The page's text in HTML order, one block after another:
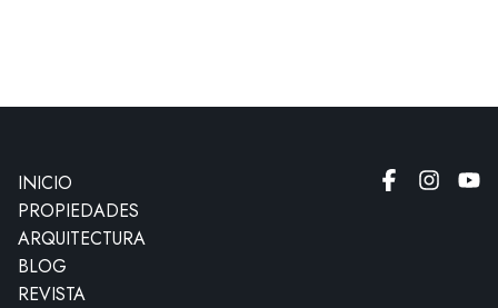
INICIO
PROPIEDADES
ARQUITECTURA
BLOG
REVISTA